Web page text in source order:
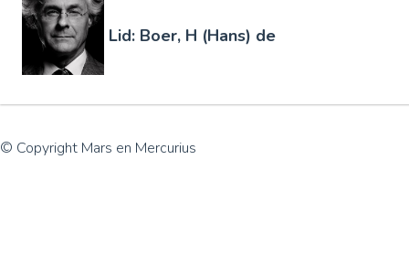
Lid: Boer, H (Hans) de
© Copyright Mars en Mercurius